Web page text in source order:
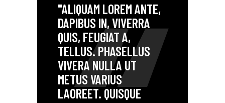
"ALIQUAM LOREM ANTE,
DAPIBUS IN, VIVERRA
QUIS, FEUGIAT A,
TELLUS. PHASELLUS
VIVERA NULLA UT
METUS VARIUS
LAOREET. QUISQUE